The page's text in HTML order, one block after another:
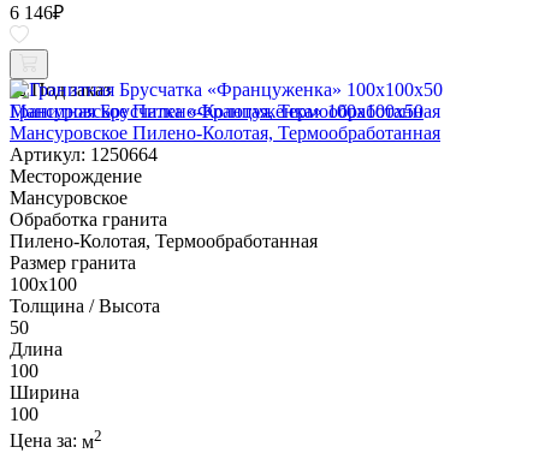
6 146₽
Под заказ
Гранитная Брусчатка «Француженка» 100х100x50
Мансуровское Пилено-Колотая, Термообработанная
Артикул: 1250664
Месторождение
Мансуровское
Обработка гранита
Пилено-Колотая, Термообработанная
Размер гранита
100х100
Толщина / Высота
50
Длина
100
Ширина
100
Цена за: м2